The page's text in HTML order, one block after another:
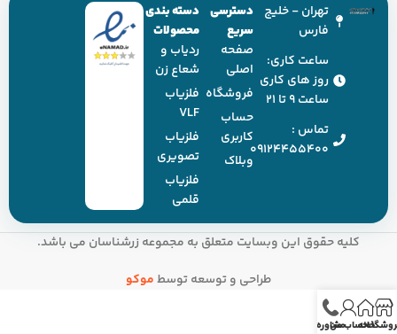
تهران - خلیج
فارس
ساعت کاری:
روز های کاری
ساعت ۹ تا ۲۱
تماس :
09124455400
دسترسی
سریع
صفحه
اصلی
فروشگاه
حساب
کاربری
وبلاک
دسته بندی
محصولات
ردیاب و
شعاع زن
فلزیاب
VLF
فلزیاب
تصویری
فلزیاب
قلمی
کلیه حقوق این وبسایت متعلق به مجموعه زرشناسان می باشد.
طراحی و توسعه توسطموکو
خانهحساب من
مشاوره